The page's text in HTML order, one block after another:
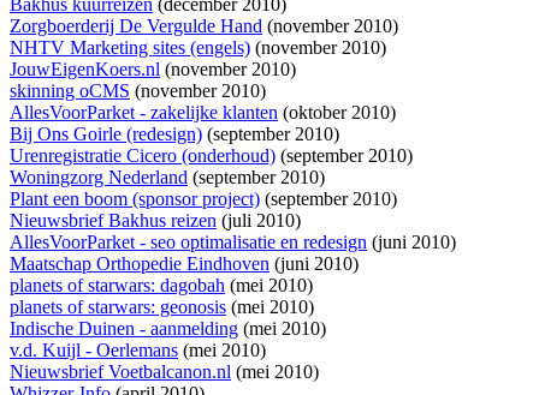
Bakhus kuurreizen (december 2010)
Zorgboerderij De Vergulde Hand (november 2010)
NHTV Marketing sites (engels) (november 2010)
JouwEigenKoers.nl (november 2010)
skinning oCMS (november 2010)
AllesVoorParket - zakelijke klanten (oktober 2010)
Bij Ons Goirle (redesign) (september 2010)
Urenregistratie Cicero (onderhoud) (september 2010)
Woningzorg Nederland (september 2010)
Plant een boom (sponsor project) (september 2010)
Nieuwsbrief Bakhus reizen (juli 2010)
AllesVoorParket - seo optimalisatie en redesign (juni 2010)
Maatschap Orthopedie Eindhoven (juni 2010)
planets of starwars: dagobah (mei 2010)
planets of starwars: geonosis (mei 2010)
Indische Duinen - aanmelding (mei 2010)
v.d. Kuijl - Oerlemans (mei 2010)
Nieuwsbrief Voetbalcanon.nl (mei 2010)